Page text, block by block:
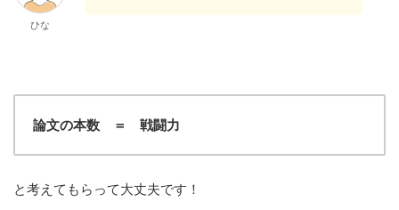
ひな
論文の本数 ＝ 戦闘力
と考えてもらって大丈夫です！